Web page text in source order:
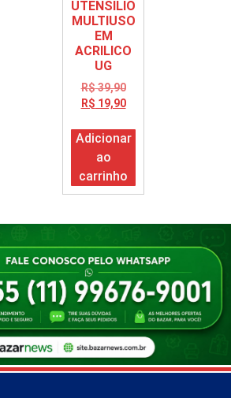
UTENSILIO
MULTIUSO
EM
ACRILICO
UG
R$39,90
R$ 19,90
Adicionar
ao
carrinho